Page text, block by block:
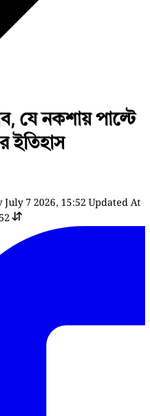
যে নকশায় পাল্টে
ইতিহাস
7 2026, 15:52 Updated At